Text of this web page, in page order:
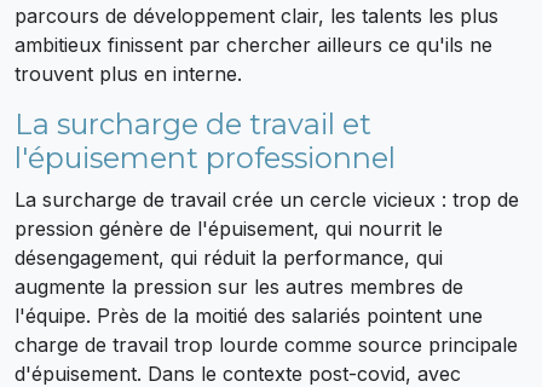
parcours de développement clair, les talents les plus
ambitieux finissent par chercher ailleurs ce qu'ils ne
trouvent plus en interne.
La surcharge de travail et
l'épuisement professionnel
La surcharge de travail crée un cercle vicieux : trop de
pression génère de l'épuisement, qui nourrit le
désengagement, qui réduit la performance, qui
augmente la pression sur les autres membres de
l'équipe. Près de la moitié des salariés pointent une
charge de travail trop lourde comme source principale
d'épuisement. Dans le contexte post-covid, avec